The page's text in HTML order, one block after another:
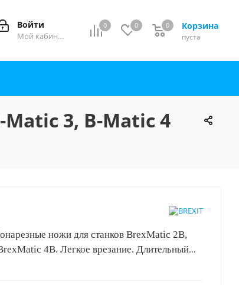
0 0 Корзина
0
пуста
0
Войти
Мой кабинет
3, B-Matic 4
ножи для станков BrexMatic 2B,
4B. Легкое врезание. Длительный
сталь HSS.